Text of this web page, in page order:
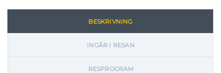
BESKRIVNING
INGÅR I RESAN
RESPROGRAM